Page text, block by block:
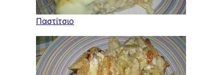
Παστίτσιο